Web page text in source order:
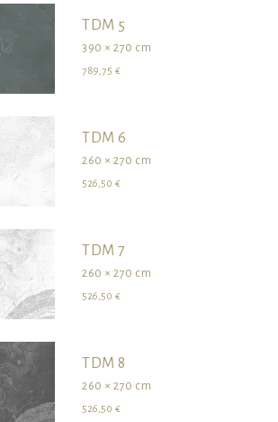
TDM 5
390 × 270 cm
789,75 €
TDM 6
260 × 270 cm
526,50 €
TDM 7
260 × 270 cm
526,50 €
TDM 8
260 × 270 cm
526,50 €